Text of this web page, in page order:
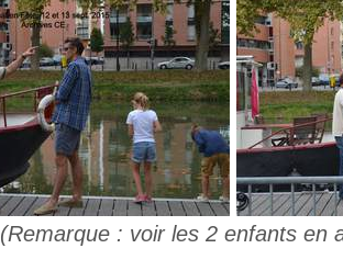
(Remarque : voir les 2 enfants en